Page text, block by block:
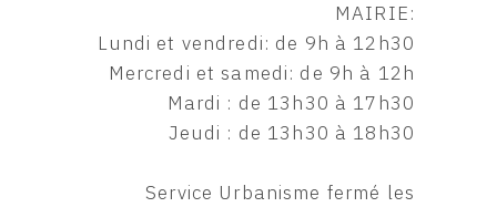
MAIRIE:
Lundi et vendredi: de 9h à 12h30
Mercredi et samedi: de 9h à 12h
Mardi : de 13h30 à 17h30
Jeudi : de 13h30 à 18h30
Service Urbanisme fermé les